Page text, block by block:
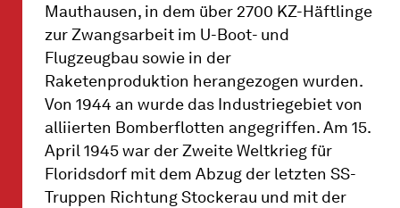
Mauthausen, in dem über 2700 KZ-Häftlinge
zur Zwangsarbeit im U-Boot- und
Flugzeugbau sowie in der
Raketenproduktion herangezogen wurden.
Von 1944 an wurde das Industriegebiet von
alliierten Bomberflotten angegriffen. Am 15.
April 1945 war der Zweite Weltkrieg für
Floridsdorf mit dem Abzug der letzten SS-
Truppen Richtung Stockerau und mit der